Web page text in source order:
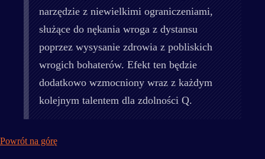
narzędzie z niewielkimi ograniczeniami,
służące do nękania wroga z dystansu
poprzez wysysanie zdrowia z pobliskich
wrogich bohaterów. Efekt ten będzie
dodatkowo wzmocniony wraz z każdym
kolejnym talentem dla zdolności Q.
Powrót na górę